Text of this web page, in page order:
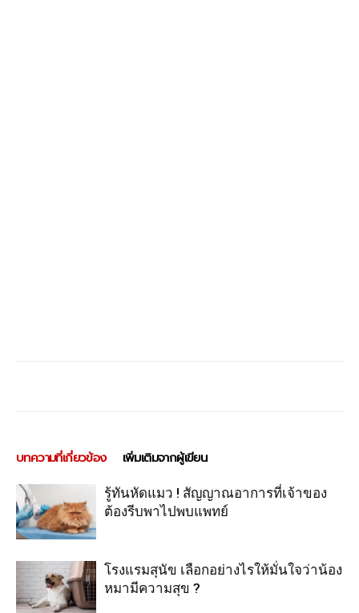
บทความที่เกี่ยวข้อง เพิ่มเติมจากผู้เขียน
รู้ทันหัดแมว ! สัญญาณอาการที่เจ้าของ
ต้องรีบพาไปพบแพทย์
โรงแรมสุนัข เลือกอย่างไรให้มั่นใจว่าน้อง
หมามีความสุข ?